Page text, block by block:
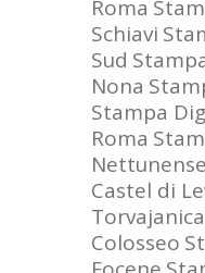
Roma
Schiavi
Sud
Nona
Stampa
Roma
Nettunense
Castel di
Torvajanica
Colosseo